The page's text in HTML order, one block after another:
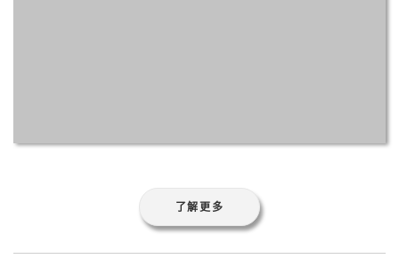
了解更多